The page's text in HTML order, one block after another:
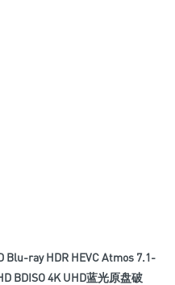
Blu-ray HDR HEVC Atmos 7.1-
BDISO 4K UHD蓝光原盘破